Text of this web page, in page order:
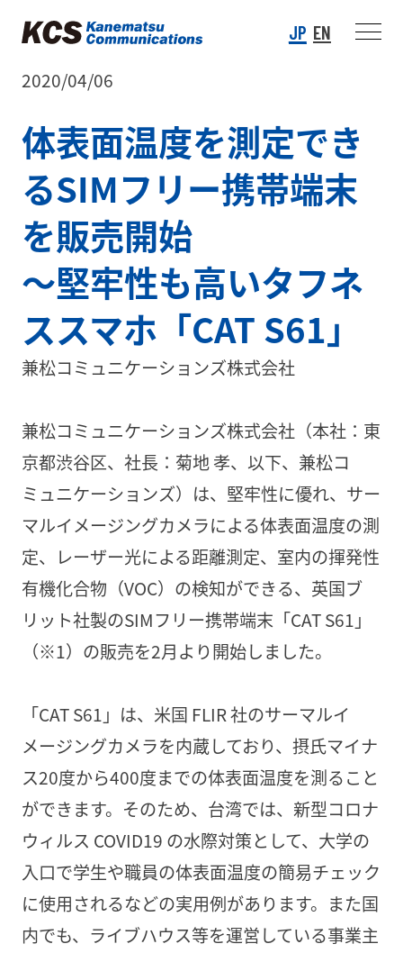
JP EN
2020/04/06
体表面温度を測定でき
るSIMフリー携帯端末
を販売開始
～堅牢性も高いタフネ
ススマホ「CAT S61」
兼松コミュニケーションズ株式会社
兼松コミュニケーションズ株式会社（本社：東
京都渋谷区、社長：菊地 孝、以下、兼松コ
ミュニケーションズ）は、堅牢性に優れ、サー
マルイメージングカメラによる体表面温度の測
定、レーザー光による距離測定、室内の揮発性
有機化合物（VOC）の検知ができる、英国ブ
リット社製のSIMフリー携帯端末「CAT S61」
（※1）の販売を2月より開始しました。
「CAT S61」は、米国 FLIR 社のサーマルイ
メージングカメラを内蔵しており、摂氏マイナ
ス20度から400度までの体表面温度を測ること
ができます。そのため、台湾では、新型コロナ
ウィルス COVID19 の水際対策として、大学の
入口で学生や職員の体表面温度の簡易チェック
に使用されるなどの実用例があります。また国
内でも、ライブハウス等を運営している事業主